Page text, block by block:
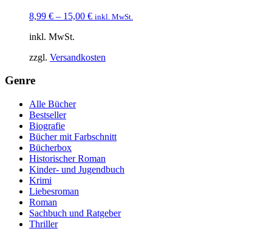
8,99 € – 15,00 € inkl. MwSt.
inkl. MwSt.
zzgl. Versandkosten
Genre
Alle Bücher
Bestseller
Biografie
Bücher mit Farbschnitt
Bücherbox
Historischer Roman
Kinder- und Jugendbuch
Krimi
Liebesroman
Roman
Sachbuch und Ratgeber
Thriller